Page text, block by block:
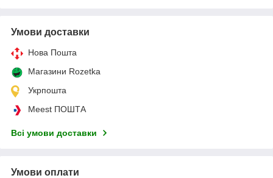
Умови доставки
Нова Пошта
Магазини Rozetka
Укрпошта
Meest ПОШТА
Всі умови доставки
Умови оплати